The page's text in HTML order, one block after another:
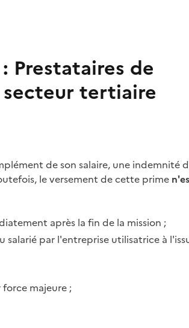
Prestataires de
secteur tertiaire
de son salaire, une indemnité
le versement de cette prime
après la fin de la mission ;
par l'entreprise utilisatrice à
force majeure ;